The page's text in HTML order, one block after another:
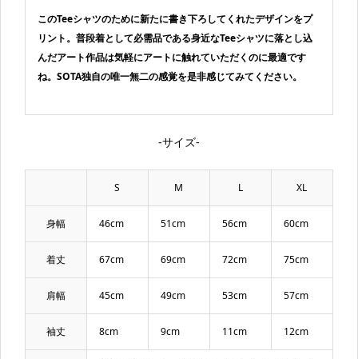
このTeeシャツのために新たに書き下ろしてくれたデザインをプ
リント。普段着として必需品である身近なTeeシャツに落とし込
んだアート作品は気軽にアートに触れていただくのに最適です
ね。SOTA独自の唯一無二の感覚を是非感じてみてください。
-サイズ-
S M L XL
身幅 46cm 51cm 56cm 60cm
着丈 67cm 69cm 72cm 75cm
肩幅 45cm 49cm 53cm 57cm
袖丈 8cm 9cm 11cm 12cm